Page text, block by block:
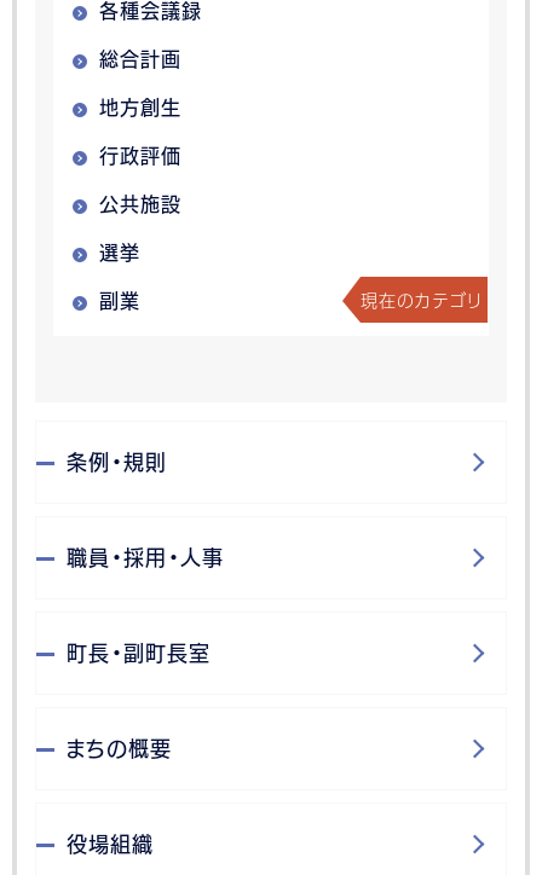
各種会議録
総合計画
地方創生
行政評価
公共施設
選挙
副業 現在のカテゴリ
条例・規則
職員・採用・人事
町長・副町長室
まちの概要
役場組織